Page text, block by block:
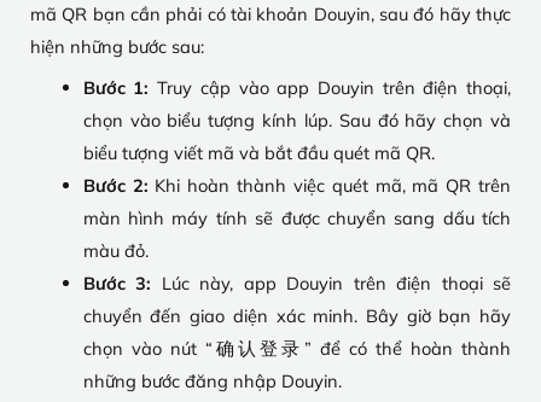
mã QR bạn cần phải có tài khoản Douyin, sau đó hãy thực
hiện những bước sau:
Bước 1: Truy cập vào app Douyin trên điện thoại,
chọn vào biểu tượng kính lúp. Sau đó hãy chọn và
biểu tượng viết mã và bắt đầu quét mã QR.
Bước 2: Khi hoàn thành việc quét mã, mã QR trên
màn hình máy tính sẽ được chuyển sang dấu tích
màu đỏ.
Bước 3: Lúc này, app Douyin trên điện thoại sẽ
chuyển đến giao diện xác minh. Bây giờ bạn hãy
chọn vào nút “确认登录” để có thể hoàn thành
những bước đăng nhập Douyin.